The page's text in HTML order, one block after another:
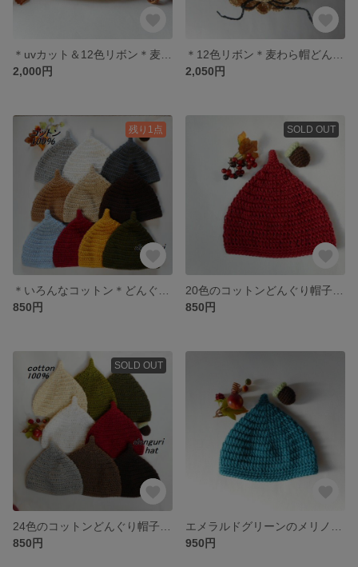
2,000円
2,050円
残り1点
850円
SOLD OUT
850円
SOLD OUT
850円
950円